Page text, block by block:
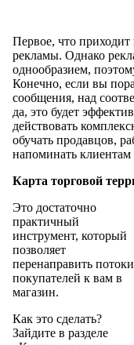
Первое, что приходит
рекламы. Однако
однообразием,
Конечно, если вы
сообщения, над
да, это будет
действовать
обучать продавцов,
напоминать клиентам
Карта торговой
Это достаточно
практичный
инструмент, который
позволяет
перенаправить потоки
покупателей к вам в
магазин.
Как это сделать?
Зайдите в разделе